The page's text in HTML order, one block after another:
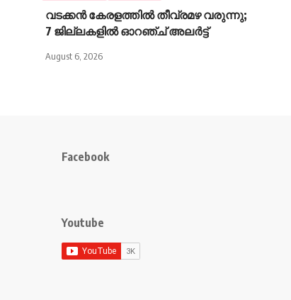
വടക്കൻ കേരളത്തിൽ തീവ്രമഴ വരുന്നു;
7 ജില്ലകളിൽ ഓറഞ്ച് അലർട്ട്
August 6, 2026
Facebook
Youtube